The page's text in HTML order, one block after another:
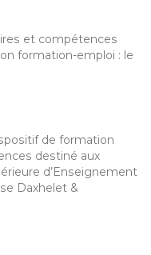
et compétences
formation-emploi : le
de formation
destiné aux
d’Enseignement
Daxhelet &